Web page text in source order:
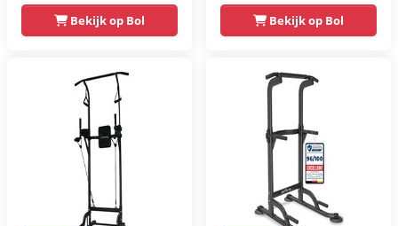
krachtstation -
home gym -
215x111x142
Bekijk op Bol Bekijk op Bol